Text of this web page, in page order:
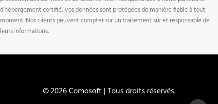
d’hébergement certifié, vos données sont protégées de manière fiable à tout
moment. Nos clients peuvent compter sur un traitement sûr et responsable de
leurs informations.
© 2026 Comosoft | Tous droits réservés.